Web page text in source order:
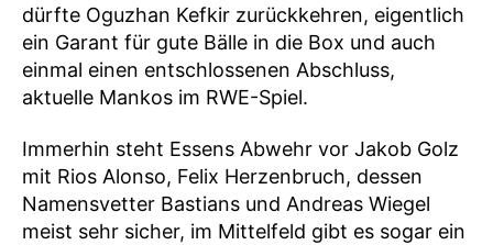
dürfte Oguzhan Kefkir zurückkehren, eigentlich
ein Garant für gute Bälle in die Box und auch
einmal einen entschlossenen Abschluss,
aktuelle Mankos im RWE-Spiel.
Immerhin steht Essens Abwehr vor Jakob Golz
mit Rios Alonso, Felix Herzenbruch, dessen
Namensvetter Bastians und Andreas Wiegel
meist sehr sicher, im Mittelfeld gibt es sogar ein